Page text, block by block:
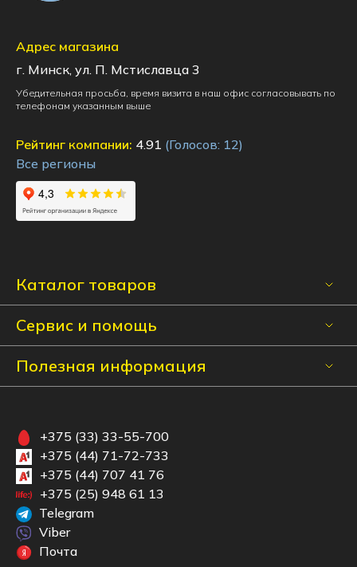
Каталог товаров
Сервис и помощь
Полезная информация
Адрес магазина
г. Минск, ул. П. Мстиславца 3
Убедительная просьба, время визита в наш офис согласовывать по
телефонам указанным выше
Рейтинг компании: 4.91 (Голосов: 12)
Все регионы
+375 (33) 33-55-700
+375 (44) 71-72-733
+375 (44) 707 41 76
+375 (25) 948 61 13
Telegram
Viber
Почта